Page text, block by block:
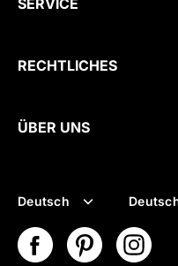
SERVICE
RECHTLICHES
ÜBER UNS
Sprache
Deutsch